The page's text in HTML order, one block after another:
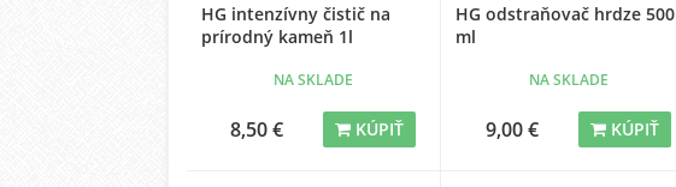
HG intenzívny čistič na
prírodný kameň 1l
NA SKLADE
8,50 € KÚPIŤ
HG odstraňovač hrdze 500
ml
NA SKLADE
9,00 € KÚPIŤ